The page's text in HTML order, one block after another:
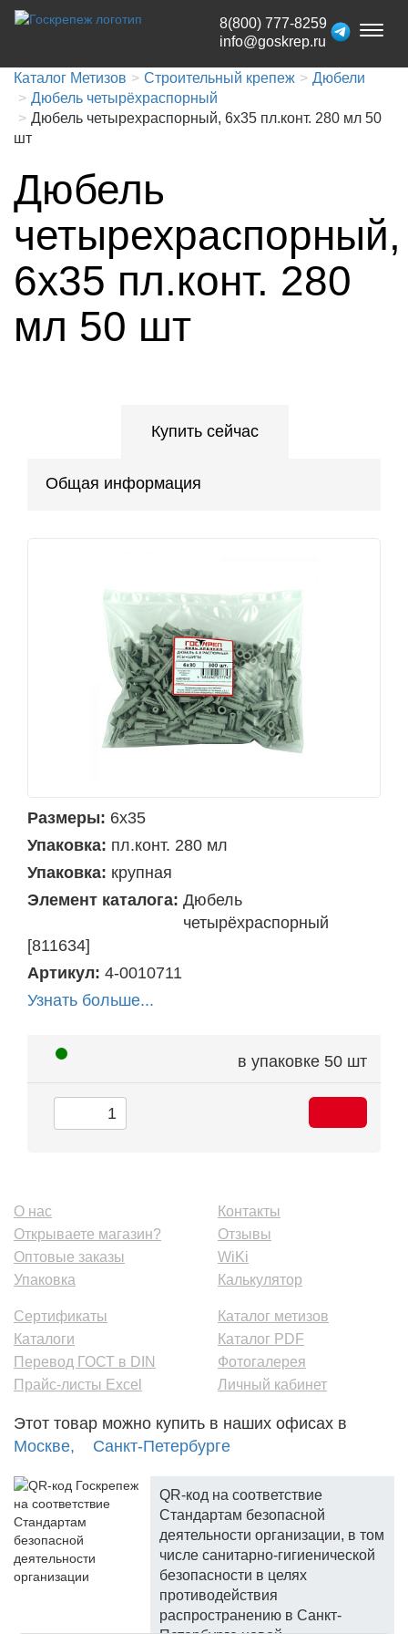
Toggle
8(800) 777-8259
info@goskrep.ru
Каталог Метизов Строительный крепеж
Дюбели
Дюбель четырёхраспорный
Дюбель четырехраспорный, 6x35 пл.конт. 280 мл 50
шт
Дюбель
четырехраспорный,
6x35 пл.конт. 280
мл 50 шт
Купить сейчас
Общая информация
Размеры: 6х35
Упаковка: пл.конт. 280 мл
Упаковка: крупная
Элемент каталога: Дюбель
четырёхраспорный
[811634]
Артикул: 4-0010711
Узнать больше...
в упаковке 50 шт
О нас
Открываете магазин?
Оптовые заказы
Упаковка
Контакты
Отзывы
WiKi
Калькулятор
Сертификаты
Каталоги
Перевод ГОСТ в DIN
Прайс-листы Excel
Каталог метизов
Каталог PDF
Фотогалерея
Личный кабинет
Этот товар можно купить в наших офисах в
Москве,
Санкт-Петербурге
QR-код на соответствие
Стандартам безопасной
деятельности организации, в том
числе санитарно-гигиенической
безопасности в целях
противодействия
распространению в Санкт-